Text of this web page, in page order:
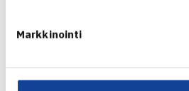
Markkinointi
← Edellinen